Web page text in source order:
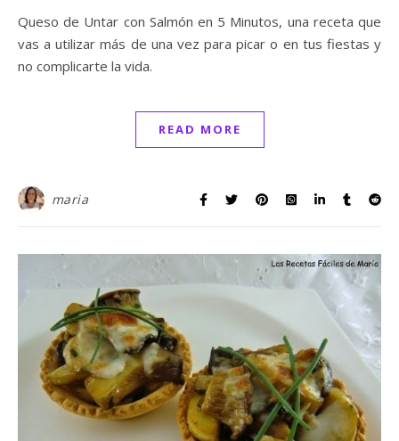
Queso de Untar con Salmón en 5 Minutos, una receta que
vas a utilizar más de una vez para picar o en tus fiestas y
no complicarte la vida.
READ MORE
maria